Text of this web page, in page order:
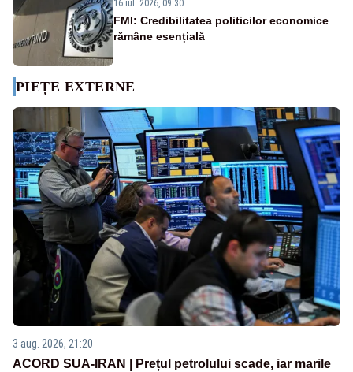
16 iul. 2026, 09:30
FMI: Credibilitatea politicilor economice
rămâne esențială
PIEȚE EXTERNE
3 aug. 2026, 21:20
ACORD SUA-IRAN | Prețul petrolului scade, iar marile